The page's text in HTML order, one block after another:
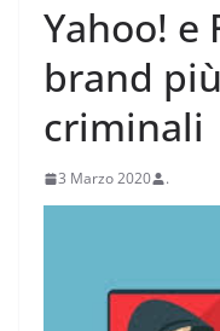
Yahoo! e
brand
criminali
3 Marzo 2020 .